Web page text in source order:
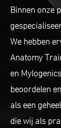
Binnen onze
We hebben
Anatomy
en
beoordelen
als een
die wij als